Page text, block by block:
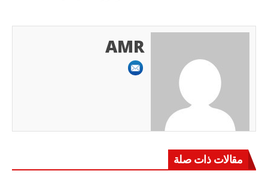
AMR
مقالات ذات صلة